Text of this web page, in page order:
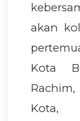
akan
Kota
Kota,